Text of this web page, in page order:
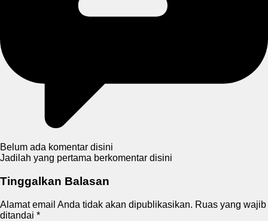
Belum ada komentar disini
Jadilah yang pertama berkomentar disini
Tinggalkan Balasan
Alamat email Anda tidak akan dipublikasikan. Ruas yang wajib
ditandai *